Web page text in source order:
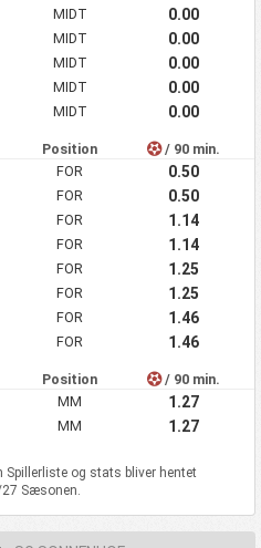
MIDT
0.00
MIDT
0.00
MIDT
0.00
MIDT
0.00
MIDT 0.00
Position / 90 min.
FOR
0.50
FOR
0.50
FOR
1.14
FOR
1.14
FOR
1.25
FOR
1.25
FOR
1.46
FOR 1.46
Position / 90 min.
MM
1.27
MM 1.27
Spillerliste og stats bliver hentet
Sæsonen.